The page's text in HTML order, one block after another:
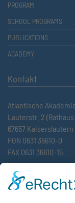
PROGRAM
SCHOOL PROGRAMS
PUBLICATIONS
ACADEMY
Kontakt
Atlantische
Lauterstr. 2
67657 Kaiserslautern
FON 0631 36610-0
FAX 0631 36610-15